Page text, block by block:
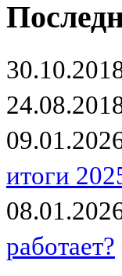
итоги
работает?